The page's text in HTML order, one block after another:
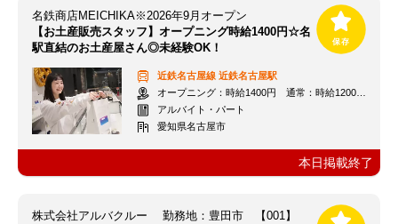
名鉄商店MEICHIKA※2026年9月オープン
【お土産販売スタッフ】オープニング時給1400円☆名
駅直結のお土産屋さん◎未経験OK！
近鉄名古屋線 近鉄名古屋駅
オープニング：時給1400円 通常：時給1200円～＋交通費全額支給
アルバイト・パート
愛知県名古屋市
本日掲載終了
株式会社アルバクルー 勤務地：豊田市 【001】